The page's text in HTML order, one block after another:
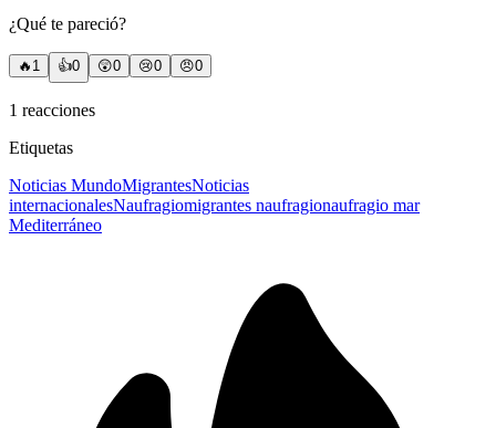
¿Qué te pareció?
🔥 1 👍0 😲0 😢0 😠0
1 reacciones
Etiquetas
Noticias MundoMigrantesNoticias
internacionalesNaufragiomigrantes naufragionaufragio mar
Mediterráneo